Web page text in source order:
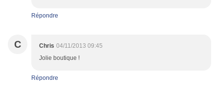
Répondre
C Chris 04/11/2013 09:45
Jolie boutique !
Répondre